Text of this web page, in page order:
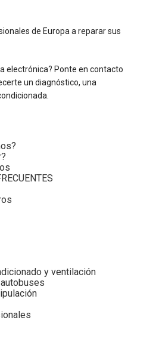
de Europa a reparar sus
electrónica? Ponte en contacto
un diagnóstico, una
y ventilación